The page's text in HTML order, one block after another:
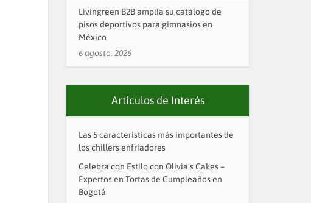
Livingreen B2B amplía su catálogo de
pisos deportivos para gimnasios en
México
6 agosto, 2026
Artículos de Interés
Las 5 características más importantes de
los chillers enfriadores
Celebra con Estilo con Olivia’s Cakes –
Expertos en Tortas de Cumpleaños en
Bogotá